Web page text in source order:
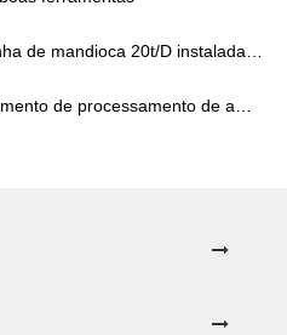
mandioca 20t/D instalada na África
de amido de batata-doce é tão diferente?